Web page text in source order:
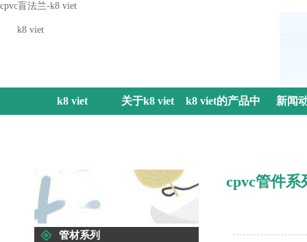
cpvc盲法兰-k8 viet
k8 viet
k8 viet 关于k8 viet k8 viet的产品中 新闻
管材系列
cpvc管件系